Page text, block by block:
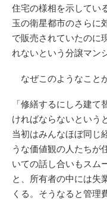
住宅の様相を示してい
玉の衛星都市のさらに
で販売されていたのに
れないという分譲マン
なぜこのようなこと
「修繕するにしろ建
ければならないという
当初はみんなほぼ同じ
うな価値観の人たちが
いての話し合いもスム
と、所有者の中には失
くる。そうなると管理